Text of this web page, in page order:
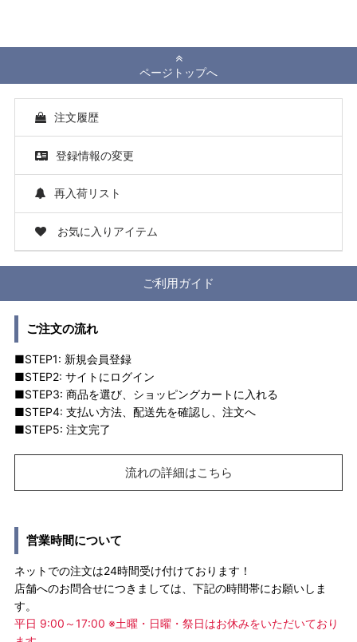
ページトップへ
注文履歴
登録情報の変更
再入荷リスト
お気に入りアイテム
ご利用ガイド
ご注文の流れ
■STEP1: 新規会員登録
■STEP2: サイトにログイン
■STEP3: 商品を選び、ショッピングカートに入れる
■STEP4: 支払い方法、配送先を確認し、注文へ
■STEP5: 注文完了
流れの詳細はこちら
営業時間について
ネットでの注文は24時間受け付けております！
店舗へのお問合せにつきましては、下記の時間帯にお願いしま
す。
平日 9:00～17:00 ※土曜・日曜・祭日はお休みをいただいており